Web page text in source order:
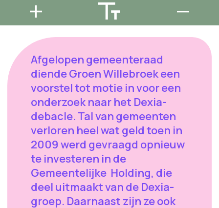
Afgelopen gemeenteraad
diende Groen Willebroek een
voorstel tot motie in voor een
onderzoek naar het Dexia-
debacle. Tal van gemeenten
verloren heel wat geld toen in
2009 werd gevraagd opnieuw
te investeren in de
Gemeentelijke Holding, die
deel uitmaakt van de Dexia-
groep. Daarnaast zijn ze ook